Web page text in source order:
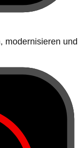
modernisieren und